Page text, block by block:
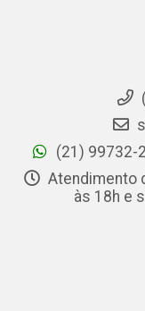
(21) 99732-
Atendimento
às 18h e